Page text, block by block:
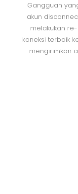
Gangguan
akun
melakukan
koneksi terbaik
mengirimkan